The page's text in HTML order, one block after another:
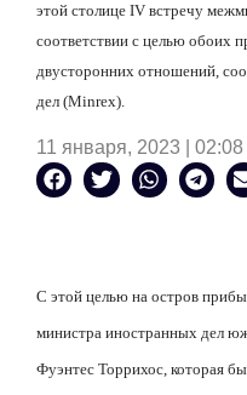
этой столице IV встречу
соответствии с целью обоих
двусторонних отношений,
дел (Minrex).
11 января, 2023 | 02:08
С этой целью на остров
министра иностранных дел
Фуэнтес Торрихос, которая